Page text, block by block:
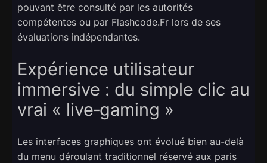
pouvant être consulté par les autorités
compétentes ou par Flashcode.Fr lors de ses
évaluations indépendantes.
Expérience utilisateur
immersive : du simple clic au
vrai « live‑gaming »
Les interfaces graphiques ont évolué bien au-delà
du menu déroulant traditionnel réservé aux paris